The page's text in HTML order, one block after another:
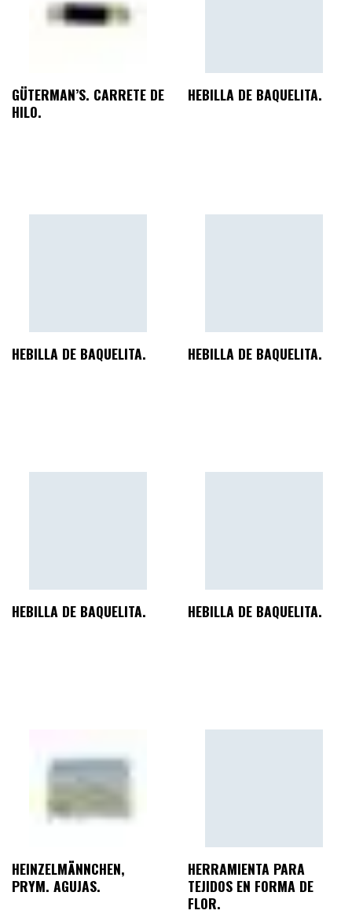
GÜTERMAN’S. CARRETE DE
HILO.
HEBILLA DE BAQUELITA.
HEBILLA DE BAQUELITA. HEBILLA DE BAQUELITA.
HEBILLA DE BAQUELITA. HEBILLA DE BAQUELITA.
HEINZELMÄNNCHEN,
PRYM. AGUJAS.
HERRAMIENTA PARA
TEJIDOS EN FORMA DE
FLOR.